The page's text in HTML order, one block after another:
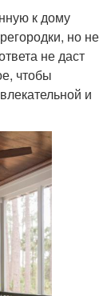
к дому
но не
не даст
чтобы
и